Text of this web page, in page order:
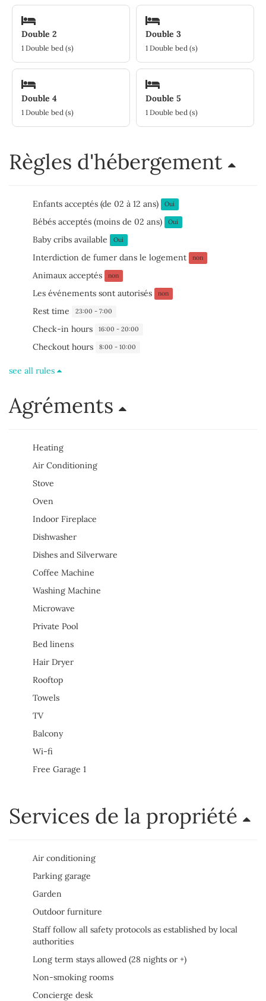
Double 2
1 Double bed (s)
Double 3
1 Double bed (s)
Double 4
1 Double bed (s)
Double 5
1 Double bed (s)
Règles d'hébergement
Enfants acceptés (de 02 à 12 ans) Oui
Bébés acceptés (moins de 02 ans) Oui
Baby cribs available Oui
Interdiction de fumer dans le logement non
Animaux acceptés non
Les événements sont autorisés non
Rest time 23:00 - 7:00
Check-in hours 16:00 - 20:00
Checkout hours 8:00 - 10:00
see all rules
Agréments
Heating
Air Conditioning
Stove
Oven
Indoor Fireplace
Dishwasher
Dishes and Silverware
Coffee Machine
Washing Machine
Microwave
Private Pool
Bed linens
Hair Dryer
Rooftop
Towels
TV
Balcony
Wi-fi
Free Garage 1
Services de la propriété
Air conditioning
Parking garage
Garden
Outdoor furniture
Staff follow all safety protocols as established by local
authorities
Long term stays allowed (28 nights or +)
Non-smoking rooms
Concierge desk